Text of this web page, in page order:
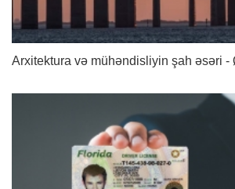
Arxitektura və mühəndisliyin şah əsəri -